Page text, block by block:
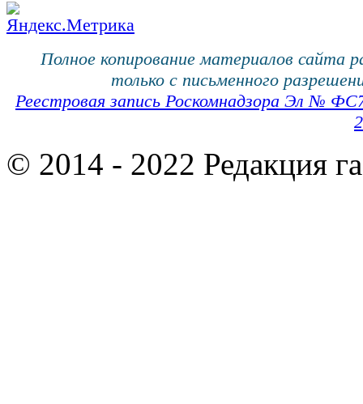
Полное копирование материалов сайта
только с письменного
Реестровая запись Роскомнадзора Эл №
© 2014 - 2022 Редакция